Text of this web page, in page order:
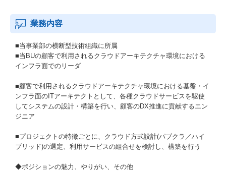
業務内容
■当事業部の横断型技術組織に所属
■当BUの顧客で利用されるクラウドアーキテクチャ環境における
インフラ面でのリーダ
■顧客で利用されるクラウドアーキテクチャ環境における基盤・イ
ンフラ面のITアーキテクトとして、各種クラウドサービスを駆使
してシステムの設計・構築を行い、顧客のDX推進に貢献するエン
ジニア
■プロジェクトの特徴ごとに、クラウド方式設計(パブクラ／ハイ
ブリッド)の選定、利用サービスの組合せを検討し、構築を行う
◆ポジションの魅力、やりがい、その他